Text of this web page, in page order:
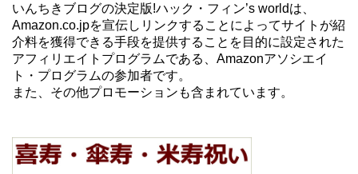
いんちきブログの決定版!ハック・フィン’s worldは、
Amazon.co.jpを宣伝しリンクすることによってサイトが紹
介料を獲得できる手段を提供することを目的に設定された
アフィリエイトプログラムである、Amazonアソシエイ
ト・プログラムの参加者です。
また、その他プロモーションも含まれています。